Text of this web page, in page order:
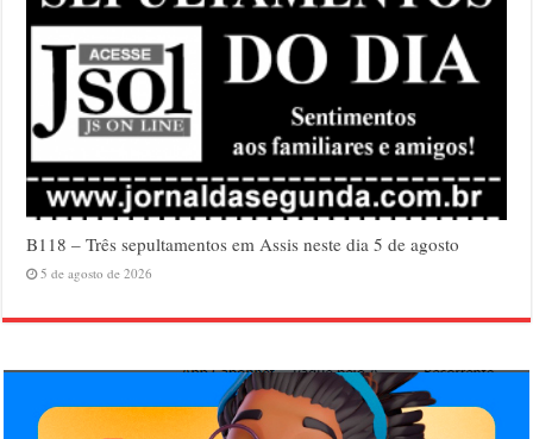
B118 – Três sepultamentos em Assis neste dia 5 de agosto
5 de agosto de 2026